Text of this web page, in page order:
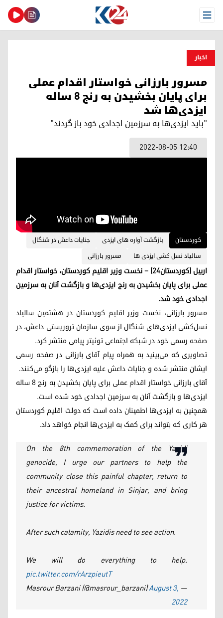
Open Menu
اخبار
مسرور بارزانی خواستار اقدام عملی
برای پایان بخشیدن به رنج ٨ ساله
ایزدی‌ها شد
"باید ایزدی‌ها به سرزمین اجدادی خود باز گردند"
2022-08-05 12:40
کوردستان بازگشت آواره های ایزدی
جنایات داعش در شنگال
سالیاد نسل کشی ایزدی ها
مسرور بارزانی
اربیل (کوردستان٢٤) – نخست وزیر اقلیم کوردستان، خواستار اقدام
عملی برای پایان بخشیدن به رنج ایزدی‌ها و بازگشت آنان به سرزمین
اجدادی خود شد.
مسرور بارزانی، نخست وزیر اقلیم کوردستان در هشتمین سالیاد
نسل‌کشی ایزدی‌های شنگال از سوی سازمان تروریستی داعش، در
صفحه رسمی خود در شبکە‌ اجتماعی توئیتر پیامی منتشر کرد.
تصاویری که می‌بینید به همراه پیام آقای بارزانی در صفحه رسمی
ایشان منتشر شده و جنایات داعش علیه ایزدی‌ها را بازگو می‌کنند.
آقای بارزانی خواستار اقدام عملی برای پایان بخشیدن به رنج ٨ ساله
ایزدی‌ها و بازگشت آنان به سرزمین اجدادی خود شده است.
همچنین به ایزدی‌ها اطمینان داده است که دولت اقلیم کوردستان
هر کاری که بتواند برای کمک به ایزدی‌ها انجام خواهد داد.
On the 8th commemoration of the Yazidi
genocide, I urge our partners to help the
community close this painful chapter, return to
their ancestral homeland in Sinjar, and bring
justice for victims.
After such calamity, Yazidis need to see action.
We will do everything to help.
pic.twitter.com/rArzpieutT
— Masrour Barzani (@masrour_barzani)
August 3,
2022